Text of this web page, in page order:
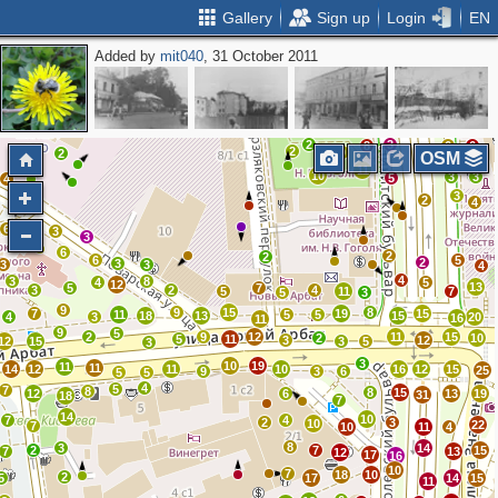
Gallery Sign up Login EN
Added bymit040, 31 October 2011
4
3
3
20
13
7
4
5
2
5
15
4
15
3
8
11
12 15
16
10
25
15
19
22
15
15
14
13
14
11
16
10
10
11
31 13
4
12
15
16
8
5
19
3
6
3
7
3
6
10
4
10
12
17
10 3
18
17
7
7
8
2
2
3
14
7
2
7
7
12
7
5
3
6
2
4
2
3
3
6
3
7
4
3
3
12
14 12
15
11
9
5 4
3
2
9
11
11
5
18
3
5
5
8
18
10
9
11
5
4
5 9
13
9 15
11
12
11
19
10
3
5
2
5
4
5
7
5
2
2
8
12
3
3
6
2
2
2
9
10
11
2
2
5
11
9
8
4
2
3
3
6 6
2
2
6
4
2 3
OSM